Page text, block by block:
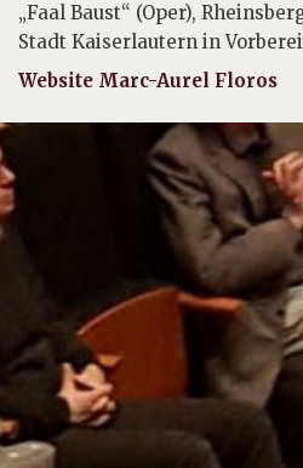
„Faal Baust“ (Oper),
Stadt Kaiserlautern in
Website Marc-Aurel Floros